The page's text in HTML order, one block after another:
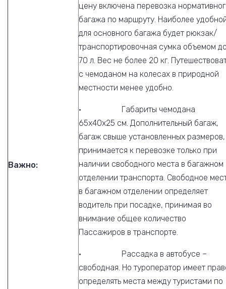
Важно:
цену включена перевозка
багажа по маршруту. Наиболее
для основного багажа будет рюкзак/
транспортировочная сумка объемом
70 л. Вес не более 20 кг.
с чемоданом на колесах в природной
местности менее удобно.
· Габариты чемодана
65х40х25 см. Дополнительный багаж,
багаж свыше установленных размеров,
принимается к перевозке только при
наличии свободного места в багажном
отделении транспорта. Свободное
в багажном отделении определяет
водитель при посадке, принимая во
внимание общее количество
Пассажиров в транспорте.
· Рассадка в автобусе –
свободная. Но туроператор имеет
определять места между туристами по